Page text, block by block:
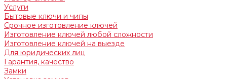
Услуги
Бытовые ключи и чипы
Срочное изготовление ключей
Изготовление ключей любой сложности
Изготовление ключей на выезде
Для юридических лиц
Гарантия, качество
Замки